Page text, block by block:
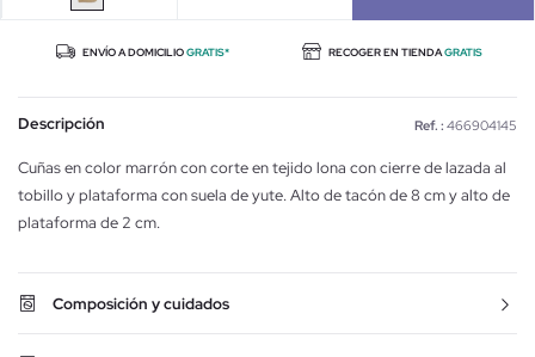
ENVÍO A DOMICILIOGRATIS* RECOGER EN TIENDAGRATIS
Descripción Ref. : 466904145
Cuñas en color marrón con corte en tejido lona con cierre de lazada al
tobillo y plataforma con suela de yute. Alto de tacón de 8 cm y alto de
plataforma de 2 cm.
Composición y cuidados